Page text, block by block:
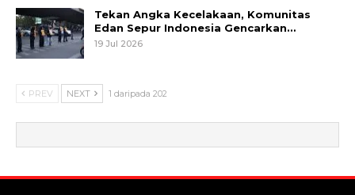
Tekan Angka Kecelakaan, Komunitas
Edan Sepur Indonesia Gencarkan…
19 Jul 2026
PREV NEXT 1 daripada 202